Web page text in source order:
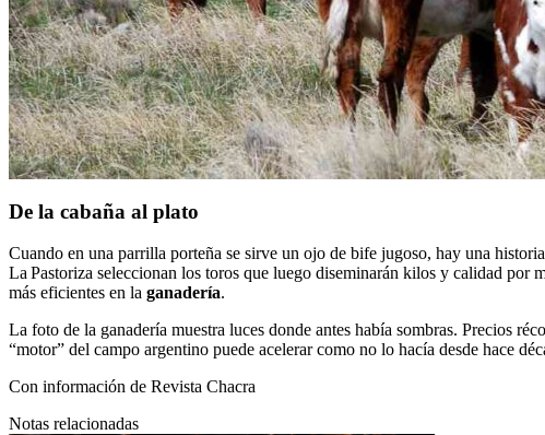
De la cabaña al plato
Cuando en una parrilla porteña se sirve un ojo de bife jugoso, hay una
La Pastoriza seleccionan los toros que luego diseminarán kilos y calidad por
más eficientes en la ganadería.
La foto de la ganadería muestra luces donde antes había sombras. Precios
“motor” del campo argentino puede acelerar como no lo hacía desde hace
Con información de Revista Chacra
Notas relacionadas